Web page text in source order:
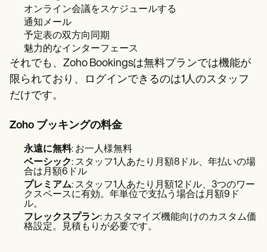
オンライン会議をスケジュールする
通知メール
予定表の双方向同期
魅力的なインターフェース
それでも、Zoho Bookingsは無料プランでは機能が
限られており、ログインできるのは1人のスタッフ
だけです。
Zoho ブッキングの料金
永遠に無料: お一人様無料
ベーシック: スタッフ1人あたり月額8ドル、年払いの場
合は月額6ドル
プレミアム: スタッフ1人あたり月額12ドル、3つのワー
クスペースに有効。年単位で支払う場合は月額9ド
ル。
フレックスプラン: カスタマイズ機能向けのカスタム価
格設定。見積もりが必要です。